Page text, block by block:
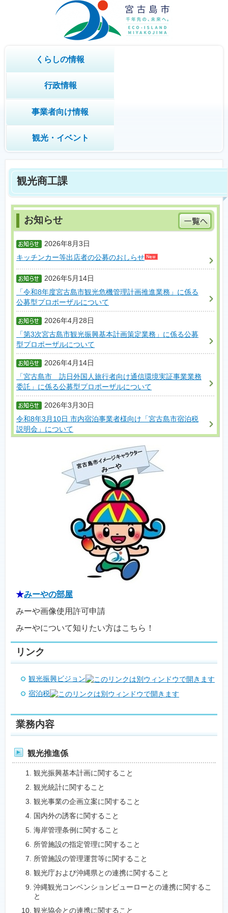
くらしの情報
行政情報
事業者向け情報
観光・イベント
観光商工課
2026年8月3日
キッチンカー等出店者の公募のおしらせ
2026年5月14日
「令和8年度宮古島市観光危機管理計画推進業務」に係る
公募型プロポーザルについて
2026年4月28日
「第3次宮古島市観光振興基本計画策定業務」に係る公募
型プロポーザルについて
2026年4月14日
「宮古島市 訪日外国人旅行者向け通信環境実証事業業務
委託」に係る公募型プロポーザルについて
2026年3月30日
令和8年3月10日 市内宿泊事業者様向け「宮古島市宿泊税
説明会」について
★みーやの部屋
みーや画像使用許可申請
みーやについて知りたい方はこちら！
リンク
観光振興ビジョン
宿泊税
業務内容
観光推進係
観光振興基本計画に関すること
観光統計に関すること
観光事業の企画立案に関すること
国内外の誘客に関すること
海岸管理条例に関すること
所管施設の指定管理に関すること
所管施設の管理運営等に関すること
観光庁および沖縄県との連携に関すること
沖縄観光コンベンションビューローとの連携に関するこ
と
観光協会との連携に関すること